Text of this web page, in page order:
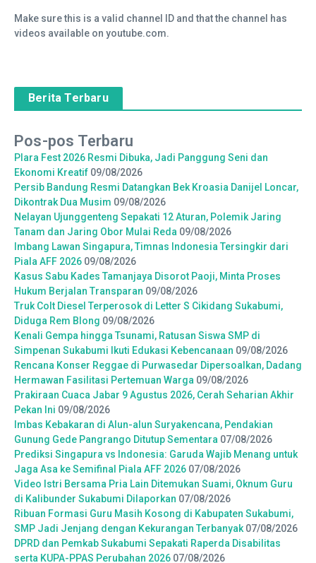
Make sure this is a valid channel ID and that the channel has
videos available on youtube.com.
Berita Terbaru
Pos-pos Terbaru
Plara Fest 2026 Resmi Dibuka, Jadi Panggung Seni dan
Ekonomi Kreatif 09/08/2026
Persib Bandung Resmi Datangkan Bek Kroasia Danijel Loncar,
Dikontrak Dua Musim 09/08/2026
Nelayan Ujunggenteng Sepakati 12 Aturan, Polemik Jaring
Tanam dan Jaring Obor Mulai Reda 09/08/2026
Imbang Lawan Singapura, Timnas Indonesia Tersingkir dari
Piala AFF 2026 09/08/2026
Kasus Sabu Kades Tamanjaya Disorot Paoji, Minta Proses
Hukum Berjalan Transparan 09/08/2026
Truk Colt Diesel Terperosok di Letter S Cikidang Sukabumi,
Diduga Rem Blong 09/08/2026
Kenali Gempa hingga Tsunami, Ratusan Siswa SMP di
Simpenan Sukabumi Ikuti Edukasi Kebencanaan 09/08/2026
Rencana Konser Reggae di Purwasedar Dipersoalkan, Dadang
Hermawan Fasilitasi Pertemuan Warga 09/08/2026
Prakiraan Cuaca Jabar 9 Agustus 2026, Cerah Seharian Akhir
Pekan Ini 09/08/2026
Imbas Kebakaran di Alun-alun Suryakencana, Pendakian
Gunung Gede Pangrango Ditutup Sementara 07/08/2026
Prediksi Singapura vs Indonesia: Garuda Wajib Menang untuk
Jaga Asa ke Semifinal Piala AFF 2026 07/08/2026
Video Istri Bersama Pria Lain Ditemukan Suami, Oknum Guru
di Kalibunder Sukabumi Dilaporkan 07/08/2026
Ribuan Formasi Guru Masih Kosong di Kabupaten Sukabumi,
SMP Jadi Jenjang dengan Kekurangan Terbanyak 07/08/2026
DPRD dan Pemkab Sukabumi Sepakati Raperda Disabilitas
serta KUPA-PPAS Perubahan 2026 07/08/2026